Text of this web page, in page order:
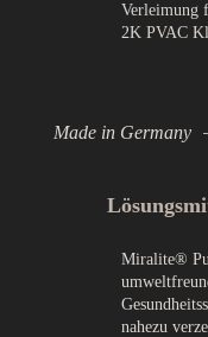
Verleimung
2K PVAC
Made in Germany
Miralite®
nahezu